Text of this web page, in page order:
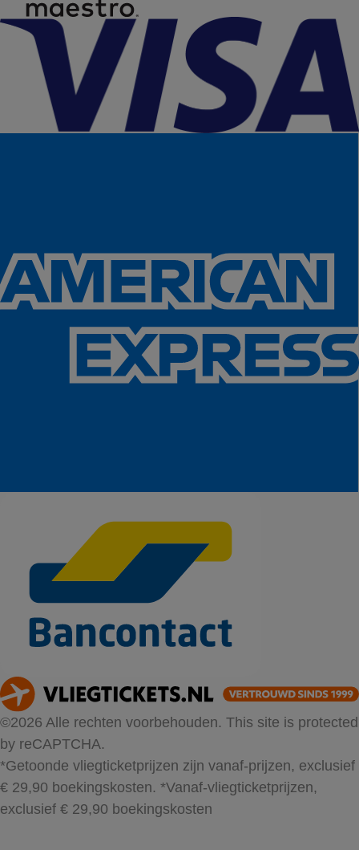
©2026 Alle rechten voorbehouden. This site is protected
by reCAPTCHA.
*Getoonde vliegticketprijzen zijn vanaf-prijzen, exclusief
€ 29,90 boekingskosten. *Vanaf-vliegticketprijzen,
exclusief € 29,90 boekingskosten